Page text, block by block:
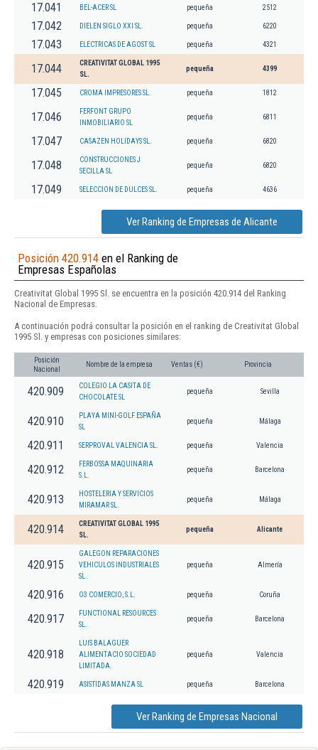
17.041 BEL-ACER SL pequeña 2512
17.042 DIELEN SIGLO XXI SL. pequeña 6220
17.043 ELECTRICAS DE AGOST SL pequeña 4321
17.044
CREATIVITAT GLOBAL 1995
SL.
pequeña 4399
17.045 CROMA IMPRESORES SL. pequeña 1812
17.046
FERFONT GRUPO
INMOBILIARIO SL
pequeña 6811
17.047 CASAZEN HOLIDAYS SL. pequeña 6820
17.048
CONSTRUCCIONES J
SECILLA SL
pequeña 6820
17.049 SELECCION DE DULCES SL. pequeña 4636
Ver Ranking de Empresas de Alicante
Posición 420.914 en el Ranking de
Empresas Españolas
Creativitat Global 1995 Sl. se encuentra en la posición 420.914 del Ranking
Nacional de Empresas.
A continuación podrá consultar la posición en el ranking de Creativitat Global
1995 Sl. y empresas con posiciones similares:
Posición
Nacional
Nombre de la empresa Ventas (€) Provincia
420.909
COLEGIO LA CASITA DE
CHOCOLATE SL
pequeña Sevilla
420.910
PLAYA MINI-GOLF ESPAÑA
SL
pequeña Málaga
420.911 SERPROVAL VALENCIA SL. pequeña Valencia
420.912
FERBOSSA MAQUINARIA
S.L.
pequeña Barcelona
420.913
HOSTELERIA Y SERVICIOS
MIRAMAR SL.
pequeña Málaga
420.914
CREATIVITAT GLOBAL 1995
SL.
pequeña Alicante
420.915
GALEGON REPARACIONES
VEHICULOS INDUSTRIALES
SL.
pequeña Almería
420.916 O3 COMERCIO, S.L. pequeña Coruña
420.917
FUNCTIONAL RESOURCES
SL.
pequeña Barcelona
420.918
LUIS BALAGUER
ALIMENTACIO SOCIEDAD
LIMITADA.
pequeña Valencia
420.919 ASISTIDAS MANZA SL pequeña Barcelona
Ver Ranking de Empresas Nacional